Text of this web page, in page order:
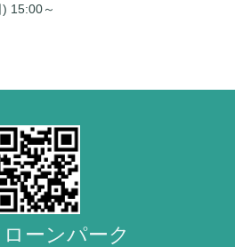
15:00～
ーンパーク